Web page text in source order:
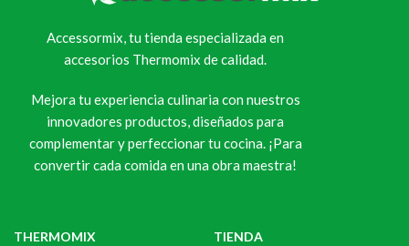
Accessormix, tu tienda especializada en
accesorios Thermomix de calidad.
Mejora tu experiencia culinaria con nuestros
innovadores productos, diseñados para
complementar y perfeccionar tu cocina. ¡Para
convertir cada comida en una obra maestra!
THERMOMIX
TIENDA